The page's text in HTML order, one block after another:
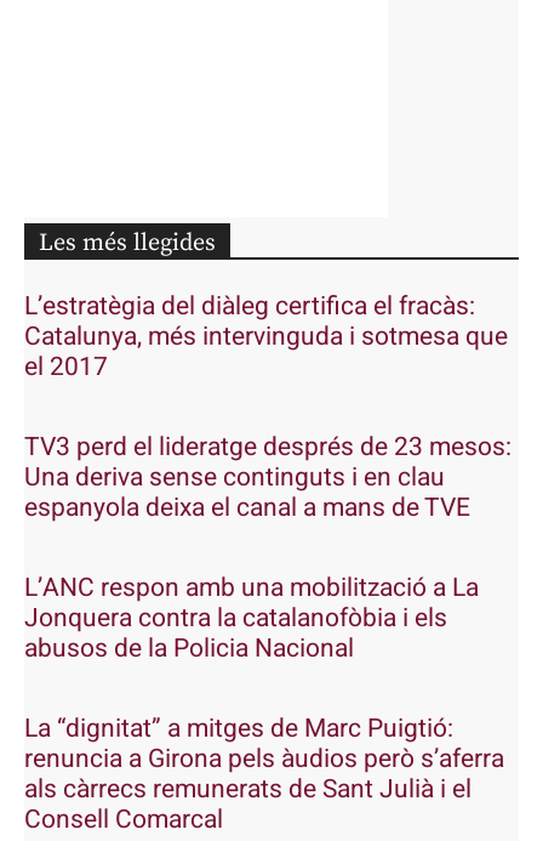
Les més llegides
L’estratègia del diàleg certifica el fracàs:
Catalunya, més intervinguda i sotmesa que
el 2017
TV3 perd el lideratge després de 23 mesos:
Una deriva sense continguts i en clau
espanyola deixa el canal a mans de TVE
L’ANC respon amb una mobilització a La
Jonquera contra la catalanofòbia i els
abusos de la Policia Nacional
La “dignitat” a mitges de Marc Puigtió:
renuncia a Girona pels àudios però s’aferra
als càrrecs remunerats de Sant Julià i el
Consell Comarcal